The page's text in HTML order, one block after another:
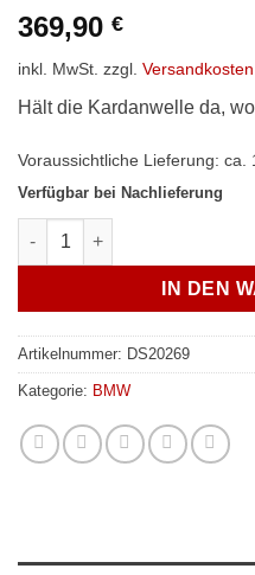
369,90 €
inkl. MwSt. zzgl. Versandkosten
Hält die Kardanwelle da,
Voraussichtliche Lieferung: ca.
Verfügbar bei Nachlieferung
DS20269 - JXB BMW13A0
IN DEN
Artikelnummer: DS20269
Kategorie: BMW